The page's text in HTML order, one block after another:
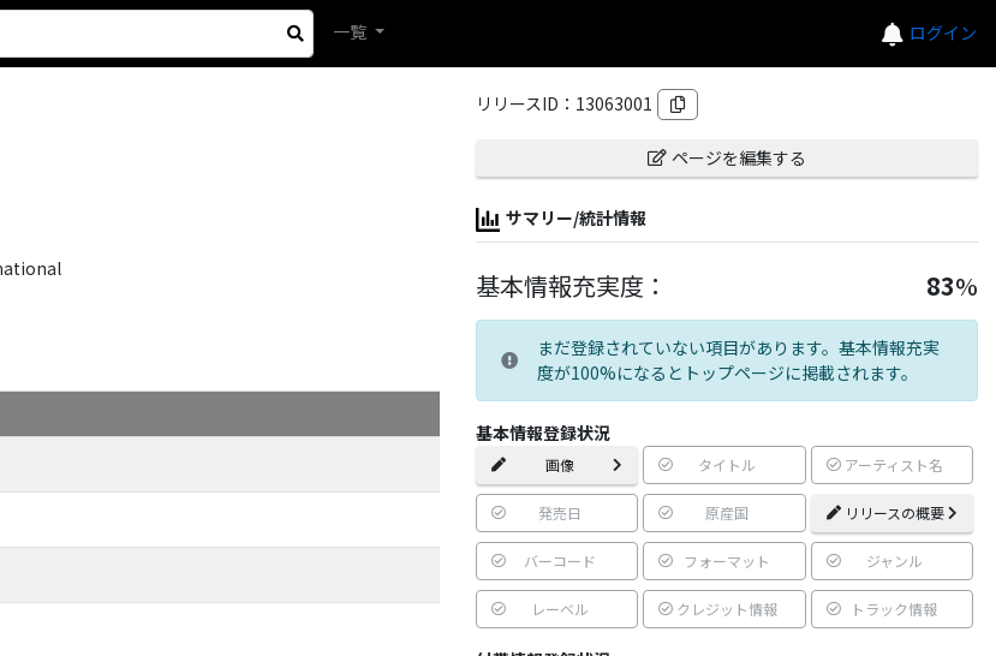
ログイン
一覧
リリースID： 13063001
ページを編集する
サマリー/統計情報
基本情報充実度： 83%
まだ登録されていない項目があります。基本情報充実
度が100%になるとトップページに掲載されます。
基本情報登録状況
画像 タイトル アーティスト名
発売日 原産国 リリースの概要
バーコード フォーマット ジャンル
レーベル クレジット情報 トラック情報